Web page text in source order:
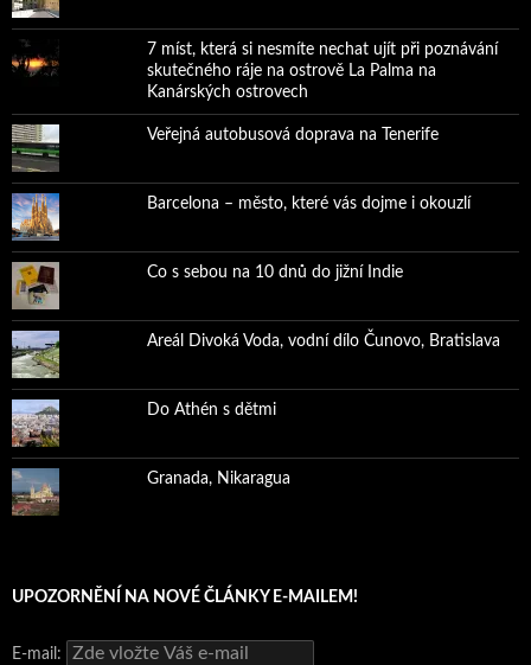
7 míst, která si nesmíte nechat ujít při poznávání
skutečného ráje na ostrově La Palma na
Kanárských ostrovech
Veřejná autobusová doprava na Tenerife
Barcelona – město, které vás dojme i okouzlí
Co s sebou na 10 dnů do jižní Indie
Areál Divoká Voda, vodní dílo Čunovo, Bratislava
Do Athén s dětmi
Granada, Nikaragua
UPOZORNĚNÍ NA NOVÉ ČLÁNKY E-MAILEM!
E-mail: